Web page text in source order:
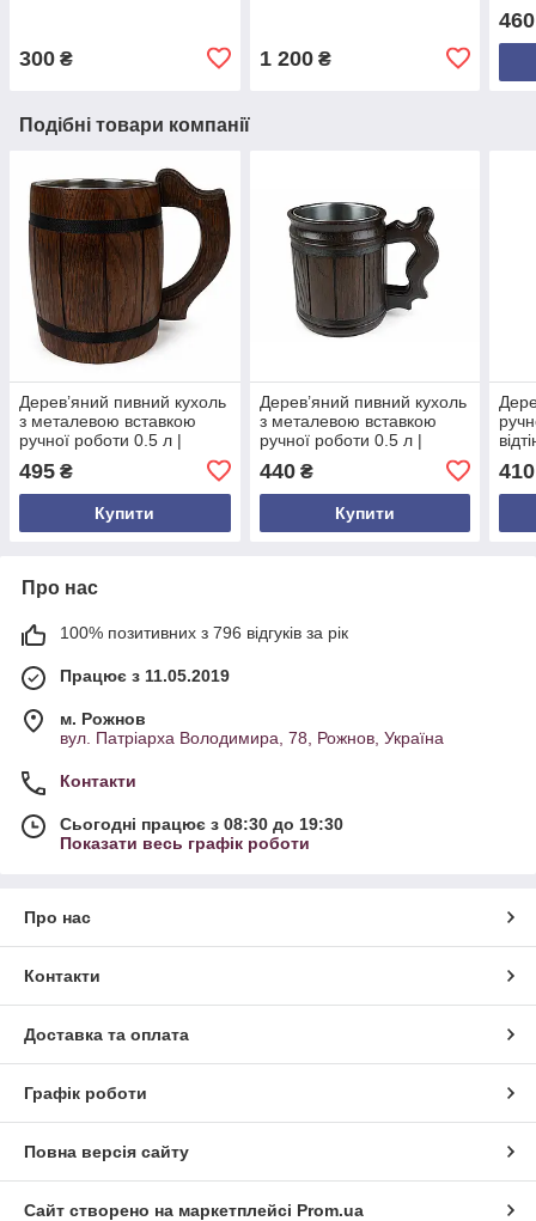
подарунок
300 ₴ 1 200₴
пива
460
Подібні товари компанії
Дерев’яний пивний кухоль
з металевою вставкою
ручної роботи 0.5 л |
Келих для пива
495 ₴
Купити
Дерев’яний пивний кухоль
з металевою вставкою
ручної роботи 0.5 л |
Келих для пива
440₴
Купити
410
Про нас
100% позитивних з 796 відгуків за рік
Працює з 11.05.2019
м. Рожнов
вул. Патріарха Володимира, 78, Рожнов, Україна
Контакти
Сьогодні працює з 08:30 до 19:30
Показати весь графік роботи
Про нас
Контакти
Доставка та оплата
Графік роботи
Повна версія сайту
Сайт створено на маркетплейсі Prom.ua